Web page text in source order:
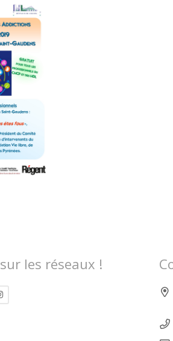
les réseaux !